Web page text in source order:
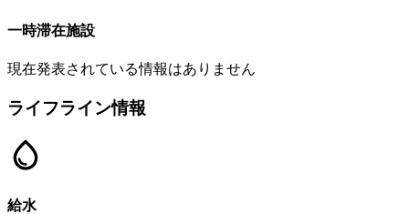
一時滞在施設
現在発表されている情報はありません
ライフライン情報
給水